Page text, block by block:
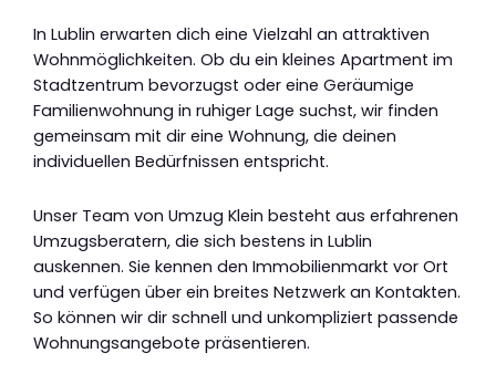
In Lublin erwarten dich eine Vielzahl an attraktiven
Wohnmöglichkeiten. Ob du ein kleines Apartment im
Stadtzentrum bevorzugst oder eine Geräumige
Familienwohnung in ruhiger Lage suchst, wir finden
gemeinsam mit dir eine Wohnung, die deinen
individuellen Bedürfnissen entspricht.
Unser Team von Umzug Klein besteht aus erfahrenen
Umzugsberatern, die sich bestens in Lublin
auskennen. Sie kennen den Immobilienmarkt vor Ort
und verfügen über ein breites Netzwerk an Kontakten.
So können wir dir schnell und unkompliziert passende
Wohnungsangebote präsentieren.